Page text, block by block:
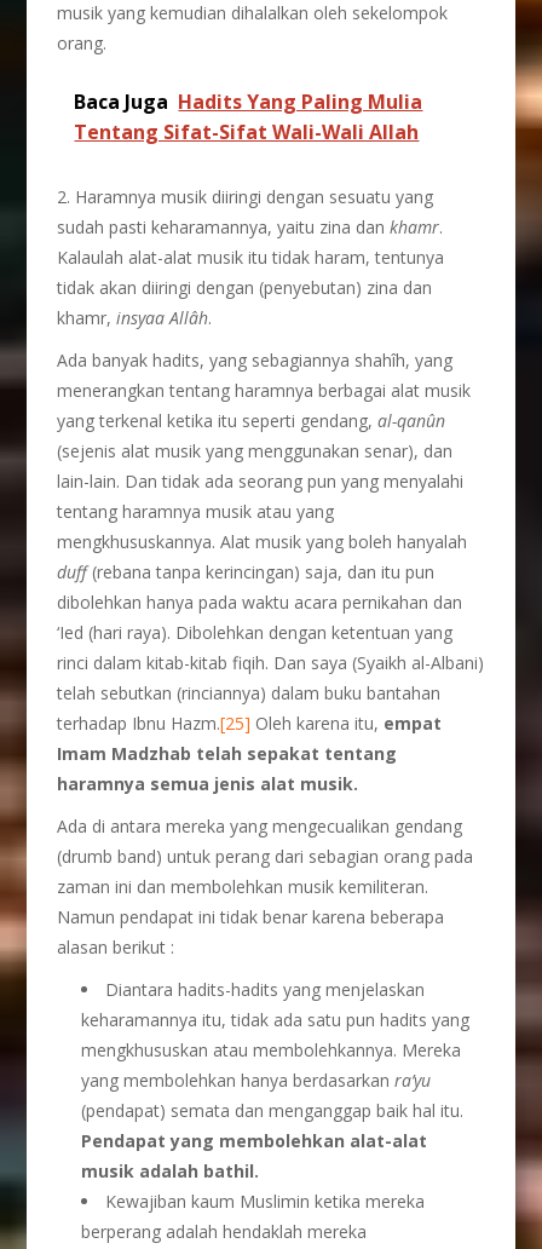
musik yang kemudian dihalalkan oleh sekelompok
orang.
Baca Juga Hadits Yang Paling Mulia
Tentang Sifat-Sifat Wali-Wali Allah
2. Haramnya musik diiringi dengan sesuatu yang
sudah pasti keharamannya, yaitu zina dankhamr.
Kalaulah alat-alat musik itu tidak haram, tentunya
tidak akan diiringi dengan (penyebutan) zina dan
khamr,insyaa Allâh.
Ada banyak hadits, yang sebagiannya shahîh, yang
menerangkan tentang haramnya berbagai alat musik
yang terkenal ketika itu seperti gendang,al-qanûn
(sejenis alat musik yang menggunakan senar), dan
lain-lain. Dan tidak ada seorang pun yang menyalahi
tentang haramnya musik atau yang
mengkhususkannya. Alat musik yang boleh hanyalah
duff(rebana tanpa kerincingan) saja, dan itu pun
dibolehkan hanya pada waktu acara pernikahan dan
‘Ied (hari raya). Dibolehkan dengan ketentuan yang
rinci dalam kitab-kitab fiqih. Dan saya (Syaikh al-Albani)
telah sebutkan (rinciannya) dalam buku bantahan
terhadap Ibnu Hazm.[25] Oleh karena itu, empat
Imam Madzhab telah sepakat tentang
haramnya semua jenis alat musik.
Ada di antara mereka yang mengecualikan gendang
(drumb band) untuk perang dari sebagian orang pada
zaman ini dan membolehkan musik kemiliteran.
Namun pendapat ini tidak benar karena beberapa
alasan berikut :
Diantara hadits-hadits yang menjelaskan
keharamannya itu, tidak ada satu pun hadits yang
mengkhususkan atau membolehkannya. Mereka
yang membolehkan hanya berdasarkanra’yu
(pendapat) semata dan menganggap baik hal itu.
Pendapat yang membolehkan alat-alat
musik adalah bathil.
Kewajiban kaum Muslimin ketika mereka
berperang adalah hendaklah mereka